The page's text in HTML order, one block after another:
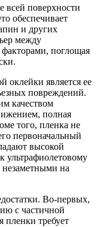
всей поверхности
обеспечивает
и других
между
поглощая
является ее
повреждений.
качеством
полная
того, пленка не
первоначальный
высокой
ультрафиолетовому
незаметными на
Во-первых,
с частичной
пленки требует